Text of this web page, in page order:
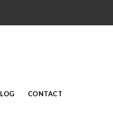
CONTACT